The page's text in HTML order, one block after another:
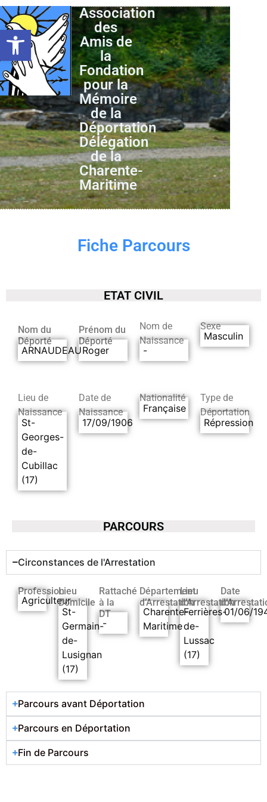
Ouvrir la barre d’outils
Association
des
Amis de
la
Fondation
pour la
Mémoire
de la
Déportation
Délégation
de la
Charente-
Maritime
Fiche Parcours
ETAT CIVIL
Nom du
Déporté
ARNAUDEAU
Prénom du
Déporté
Roger
Nom de
Naissance
-
Sexe
Masculin
Lieu de
Naissance
St-
Georges-
de-
Cubillac
(17)
Date de
Naissance
17/09/1906
Nationalité
Française
Type de
Déportation
Répression
PARCOURS
Circonstances de l'Arrestation
Profession
Agriculteur
Lieu
Domicile
St-
Germain-
de-
Lusignan
(17)
Rattaché
à la
DT
-
Département
d’Arrestation
Charente-
Maritime
Lieu
d’Arrestation
Ferrières-
de-
Lussac
(17)
Date
01/06/
Parcours avant Déportation
Parcours en Déportation
Fin de Parcours